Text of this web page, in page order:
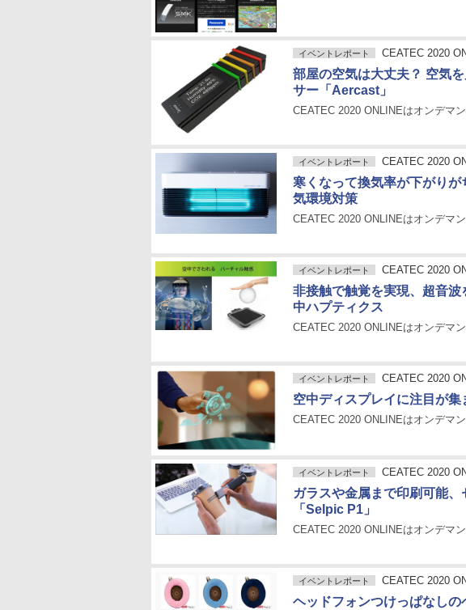
イベントレポート CEATEC 2020
部屋の空気は大丈夫？ 空気
サー「Aercast」
CEATEC 2020 ONLINEはオンデマ
イベントレポート CEATEC 2020
寒くなって換気率が下がり
気環境対策
CEATEC 2020 ONLINEはオンデマ
イベントレポート CEATEC 2020
非接触で触覚を実現、超音
中ハプティクス
CEATEC 2020 ONLINEはオンデマ
イベントレポート CEATEC 2020
空中ディスプレイに注目が
CEATEC 2020 ONLINEはオンデマ
イベントレポート CEATEC 2020
ガラスや金属まで印刷可能
「Selpic P1」
CEATEC 2020 ONLINEはオンデマ
イベントレポート CEATEC 2020
ヘッドフォンつけっぱなし